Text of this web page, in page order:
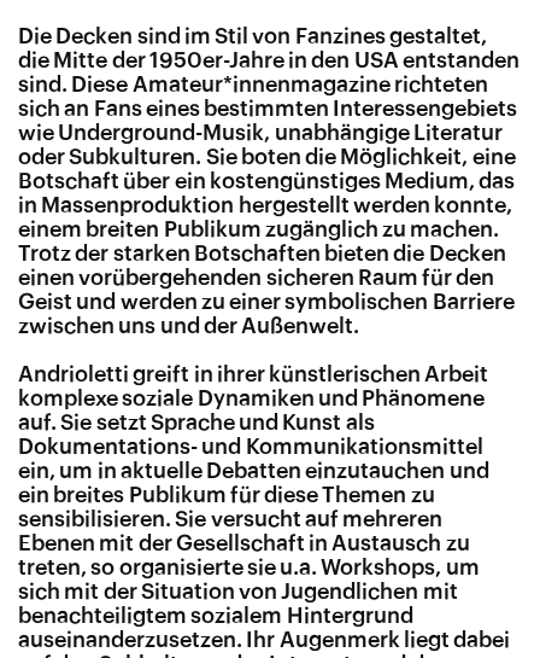
Die Decken sind im Stil von Fanzines gestaltet,
die Mitte der 1950er-Jahre in den USA entstanden
sind. Diese Amateur*innenmagazine richteten
sich an Fans eines bestimmten Interessengebiets
wie Underground-Musik, unabhängige Literatur
oder Subkulturen. Sie boten die Möglichkeit, eine
Botschaft über ein kostengünstiges Medium, das
in Massenproduktion hergestellt werden konnte,
einem breiten Publikum zugänglich zu machen.
Trotz der starken Botschaften bieten die Decken
einen vorübergehenden sicheren Raum für den
Geist und werden zu einer symbolischen Barriere
zwischen uns und der Außenwelt.
Andrioletti greift in ihrer künstlerischen Arbeit
komplexe soziale Dynamiken und Phänomene
auf. Sie setzt Sprache und Kunst als
Dokumentations- und Kommunikationsmittel
ein, um in aktuelle Debatten einzutauchen und
ein breites Publikum für diese Themen zu
sensibilisieren. Sie versucht auf mehreren
Ebenen mit der Gesellschaft in Austausch zu
treten, so organisierte sie u.a. Workshops, um
sich mit der Situation von Jugendlichen mit
benachteiligtem sozialem Hintergrund
auseinanderzusetzen. Ihr Augenmerk liegt dabei